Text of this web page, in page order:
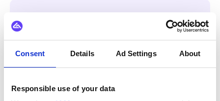
Consent Details Ad Settings About
Responsible use of your data
Virto Commerce Trustpilot Zoey
Weebly
Unikum
Webflow Starweb Wannafind